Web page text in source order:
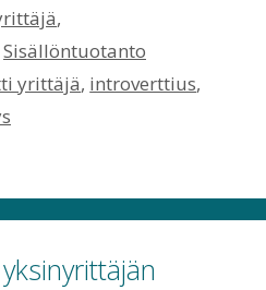
,
Sisällöntuotanto
yrittäjä, introverttius,